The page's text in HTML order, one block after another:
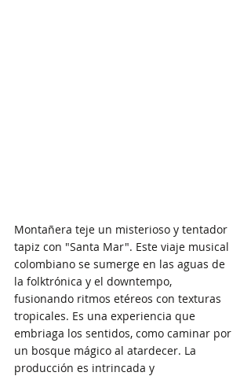
Montañera teje un misterioso y tentador
tapiz con "Santa Mar". Este viaje musical
colombiano se sumerge en las aguas de
la folktrónica y el downtempo,
fusionando ritmos etéreos con texturas
tropicales. Es una experiencia que
embriaga los sentidos, como caminar por
un bosque mágico al atardecer. La
producción es intrincada y